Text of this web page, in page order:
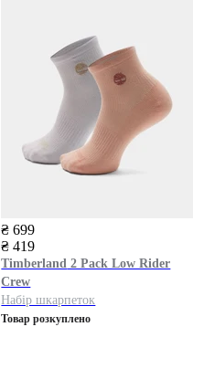
₴ 699
₴ 419
Timberland 2 Pack Low Rider
Crew
Набір шкарпеток
Товар розкуплено